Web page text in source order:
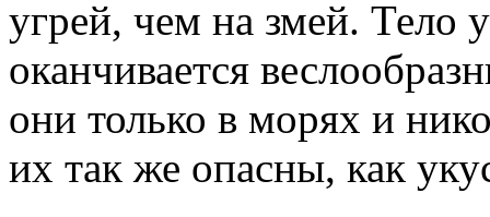
угрей, чем на змей. Тело
оканчивается
они только в морях и
их так же опасны, как